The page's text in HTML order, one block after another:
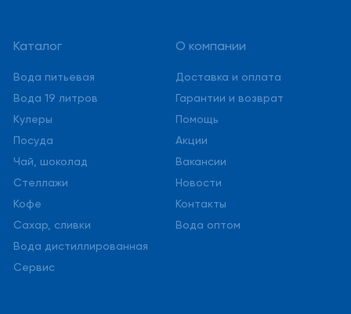
Каталог
Вода питьевая
Вода 19 литров
Кулеры
Посуда
Чай, шоколад
Стеллажи
Кофе
Сахар, сливки
Вода дистиллированная
Сервис
О компании
Доставка и оплата
Гарантии и возврат
Помощь
Акции
Вакансии
Новости
Контакты
Вода оптом